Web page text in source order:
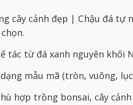
cây cảnh đẹp | Chậu đá tự
tác từ đá xanh nguyên khối
mẫu mã (tròn, vuông,
hợp trồng bonsai, cây